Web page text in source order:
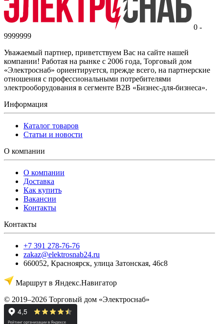
0 -
9999999
Уважаемый партнер, приветствуем Вас на сайте нашей
компании! Работая на рынке с 2006 года, Торговый дом
«Электроснаб» ориентируется, прежде всего, на партнерские
отношения с профессиональными потребителями
электрооборудования в сегменте B2B «Бизнес-для-бизнеса».
Информация
Каталог товаров
Статьи и новости
О компании
О компании
Доставка
Как купить
Вакансии
Контакты
Контакты
+7 391 278-76-76
zakaz@elektrosnab24.ru
660052, Красноярск, улица Затонская, 46с8
Маршрут в Яндекс.Навигатор
© 2019–2026 Торговый дом «Электроснаб»